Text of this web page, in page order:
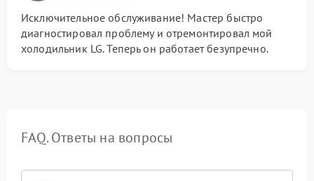
Исключительное обслуживание! Мастер быстро
диагностировал проблему и отремонтировал мой
холодильник LG. Теперь он работает безупречно.
FAQ. Ответы на вопросы